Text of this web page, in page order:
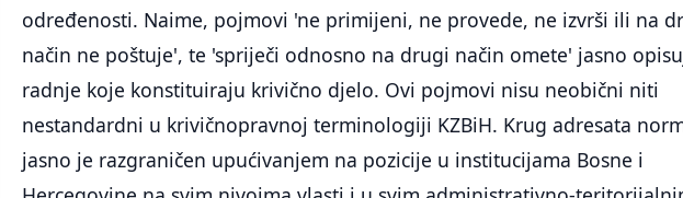
određenosti. Naime, pojmovi 'ne primijeni, ne provede, ne izvrši ili na
način ne poštuje', te 'spriječi odnosno na drugi način omete' jasno
radnje koje konstituiraju krivično djelo. Ovi pojmovi nisu neobični niti
nestandardni u krivičnopravnoj terminologiji KZBiH. Krug adresata
jasno je razgraničen upućivanjem na pozicije u institucijama Bosne i